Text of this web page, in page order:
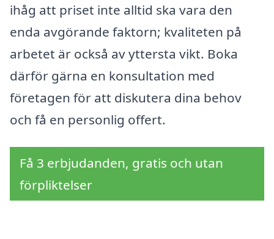
ihåg att priset inte alltid ska vara den
enda avgörande faktorn; kvaliteten på
arbetet är också av yttersta vikt. Boka
därför gärna en konsultation med
företagen för att diskutera dina behov
och få en personlig offert.
Få 3 erbjudanden, gratis och utan
förpliktelser